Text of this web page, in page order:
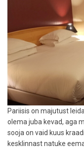
Pariisis on majutust
olema juba kevad, aga
sooja on vaid kuus
kesklinnast natuke